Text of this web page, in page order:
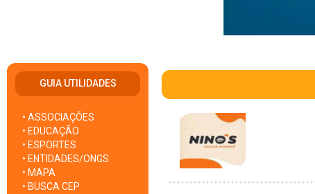
GUIA UTILIDADES
• ASSOCIAÇÕES
• EDUCAÇÃO
• ESPORTES
• ENTIDADES/ONGS
• MAPA
• BUSCA CEP